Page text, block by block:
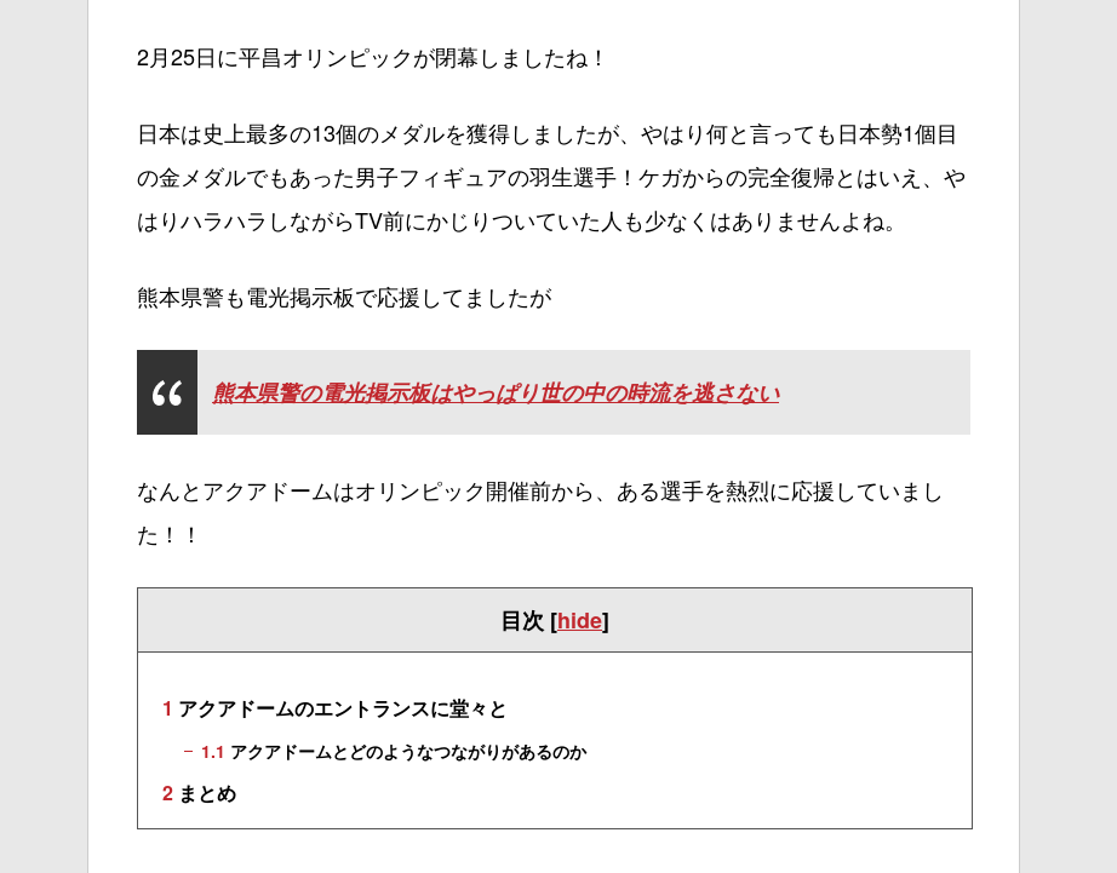
2月25日に平昌オリンピックが閉幕しましたね！
日本は史上最多の13個のメダルを獲得しましたが、やはり何と言っても日本勢1個目
の金メダルでもあった男子フィギュアの羽生選手！ケガからの完全復帰とはいえ、や
はりハラハラしながらTV前にかじりついていた人も少なくはありませんよね。
熊本県警も電光掲示板で応援してましたが
熊本県警の電光掲示板はやっぱり世の中の時流を逃さない
なんとアクアドームはオリンピック開催前から、ある選手を熱烈に応援していまし
た！！
目次 [hide]
1 アクアドームのエントランスに堂々と
1.1 アクアドームとどのようなつながりがあるのか
2 まとめ